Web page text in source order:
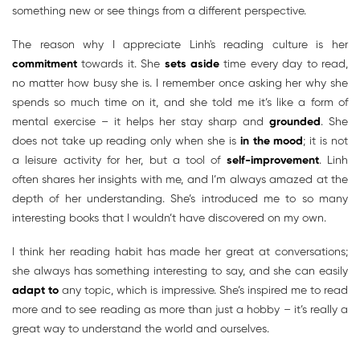
something new or see things from a different perspective.
The reason why I appreciate Linh's reading culture is her
commitment towards it. She sets aside time every day to read,
no matter how busy she is. I remember once asking her why she
spends so much time on it, and she told me it’s like a form of
mental exercise – it helps her stay sharp and grounded. She
does not take up reading only when she is in the mood; it is not
a leisure activity for her, but a tool of self-improvement. Linh
often shares her insights with me, and I’m always amazed at the
depth of her understanding. She’s introduced me to so many
interesting books that I wouldn’t have discovered on my own.
I think her reading habit has made her great at conversations;
she always has something interesting to say, and she can easily
adapt to any topic, which is impressive. She’s inspired me to read
more and to see reading as more than just a hobby – it’s really a
great way to understand the world and ourselves.